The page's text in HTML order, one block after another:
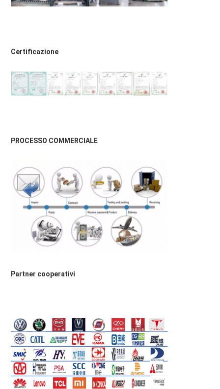
Certificazione
PROCESSO COMMERCIALE
Partner cooperativi